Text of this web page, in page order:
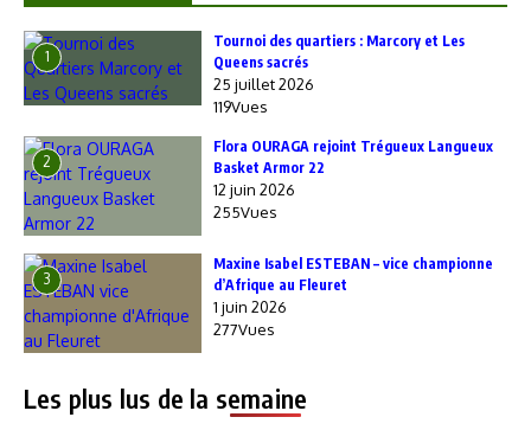
1
‎Tournoi des quartiers : Marcory et Les
Queens sacrés
25 juillet 2026
119Vues
2
Flora OURAGA rejoint Trégueux Langueux
Basket Armor 22
12 juin 2026
255Vues
3
Maxine Isabel ESTEBAN – vice championne
d’Afrique au Fleuret
1 juin 2026
277Vues
Les plus lus de la semaine